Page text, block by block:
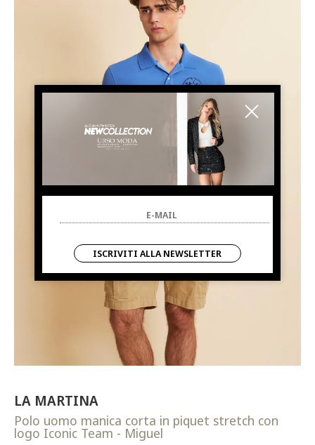
LA MARTINA
Polo uomo manica corta in piquet stretch con
logo Iconic Team - Miguel
ISCRIVITI ALLA NEWSLETTER